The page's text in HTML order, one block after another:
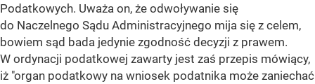
Podatkowych. Uważa on, że odwoływanie się
do Naczelnego Sądu Administracyjnego mija się z celem,
bowiem sąd bada jedynie zgodność decyzji z prawem.
W ordynacji podatkowej zawarty jest zaś przepis mówiący,
iż "organ podatkowy na wniosek podatnika może zaniechać